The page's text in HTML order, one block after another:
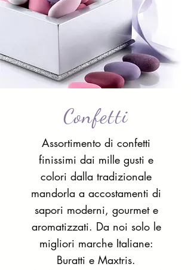
Confetti
Assortimento di confetti
finissimi dai mille gusti e
colori dalla tradizionale
mandorla a accostamenti di
sapori moderni, gourmet e
aromatizzati. Da noi solo le
migliori marche Italiane:
Buratti e Maxtris.